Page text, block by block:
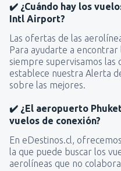
✔️ ¿Cuándo hay los
Intl Airport?
Las ofertas de las
Para ayudarte a encontrar
siempre supervisamos las
establece nuestra Alerta
sobre las mejores.
✔️ ¿El aeropuerto
vuelos de conexión?
En eDestinos.cl,
la que puede buscar los
aerolíneas que no